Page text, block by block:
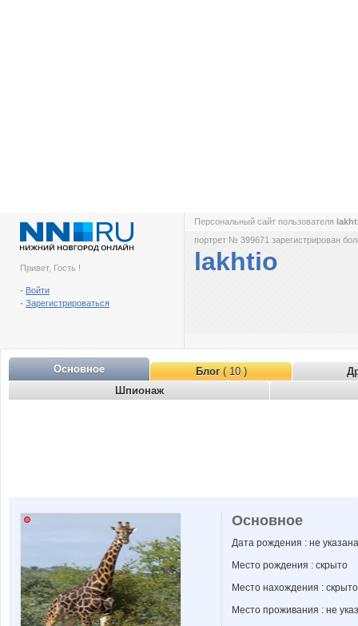
Привет, Гость !
- Войти
- Зарегистрироваться
Персональный сайт пользователя
портрет № 399671 зарегистрирован
lakhtio
Основное Блог( 10 )
Шпионаж
Основное
Дата рождения : не указана
Место рождения : скрыто
Место нахождения : скрыто
Место проживания : не